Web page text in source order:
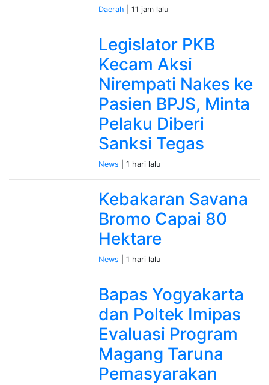
Daerah | 11 jam lalu
Legislator PKB
Kecam Aksi
Nirempati Nakes ke
Pasien BPJS, Minta
Pelaku Diberi
Sanksi Tegas
News | 1 hari lalu
Kebakaran Savana
Bromo Capai 80
Hektare
News | 1 hari lalu
Bapas Yogyakarta
dan Poltek Imipas
Evaluasi Program
Magang Taruna
Pemasyarakan